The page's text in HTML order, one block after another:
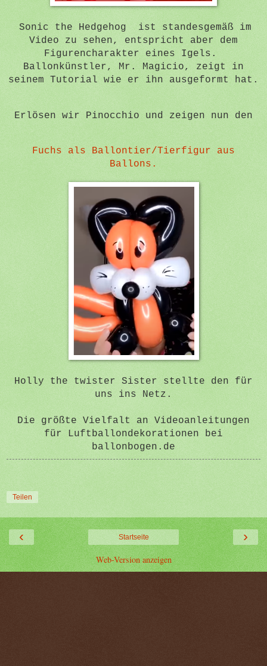
Sonic the Hedgehog ist standesgemäß im
Video zu sehen, entspricht aber dem
Figurencharakter eines Igels.
Ballonkünstler, Mr. Magicio, zeigt in
seinem Tutorial wie er ihn ausgeformt hat.
Erlösen wir Pinocchio und zeigen nun den
Fuchs als Ballontier/Tierfigur aus
Ballons.
Holly the twister Sister stellte den für
uns ins Netz.
Die größte Vielfalt an Videoanleitungen
für Luftballondekorationen bei
ballonbogen.de
Teilen
‹ ›
Startseite
Web-Version anzeigen